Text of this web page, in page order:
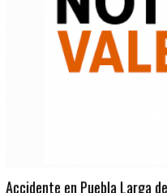
Accidente en Puebla Larga